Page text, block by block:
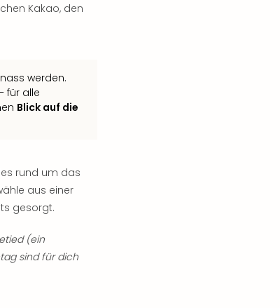
Kakao, den
werden.
für alle
Blick auf die
rund um das
aus einer
gesorgt.
(ein
sind für dich